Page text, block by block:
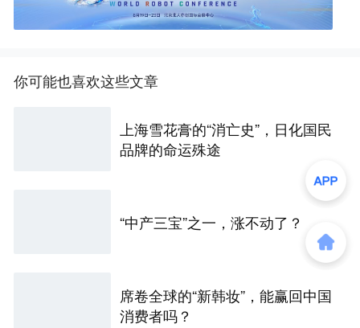
你可能也喜欢这些文章
上海雪花膏的“消亡史”，日化国民
品牌的命运殊途
“中产三宝”之一，涨不动了？
席卷全球的“新韩妆”，能赢回中国
消费者吗？